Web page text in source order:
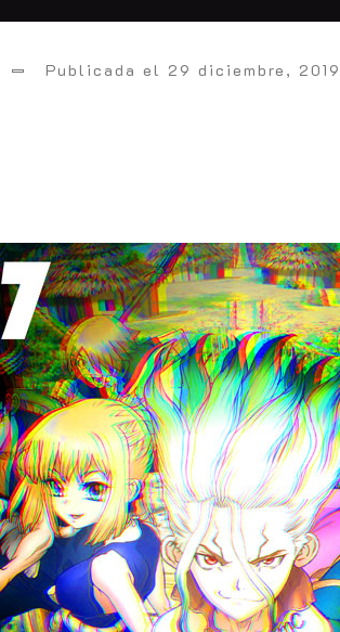
Publicada el 29 diciembre, 2019